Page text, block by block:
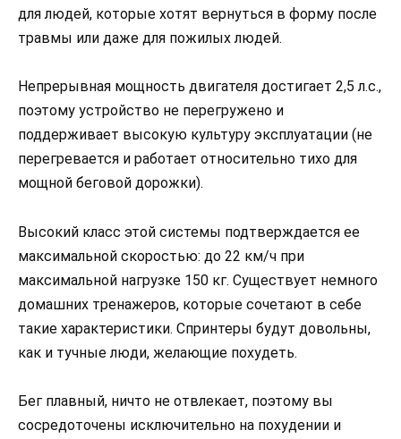
для людей, которые хотят вернуться в форму после
травмы или даже для пожилых людей.
Непрерывная мощность двигателя достигает 2,5 л.с.,
поэтому устройство не перегружено и
поддерживает высокую культуру эксплуатации (не
перегревается и работает относительно тихо для
мощной беговой дорожки).
Высокий класс этой системы подтверждается ее
максимальной скоростью: до 22 км/ч при
максимальной нагрузке 150 кг. Существует немного
домашних тренажеров, которые сочетают в себе
такие характеристики. Спринтеры будут довольны,
как и тучные люди, желающие похудеть.
Бег плавный, ничто не отвлекает, поэтому вы
сосредоточены исключительно на похудении и